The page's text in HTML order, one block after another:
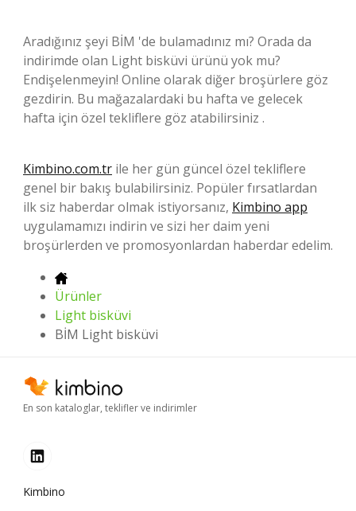
Aradığınız şeyi BİM 'de bulamadınız mı? Orada da
indirimde olan Light bisküvi ürünü yok mu?
Endişelenmeyin! Online olarak diğer broşürlere göz
gezdirin. Bu mağazalardaki bu hafta ve gelecek
hafta için özel tekliflere göz atabilirsiniz .
Kimbino.com.tr ile her gün güncel özel tekliflere
genel bir bakış bulabilirsiniz. Popüler fırsatlardan
ilk siz haberdar olmak istiyorsanız, Kimbino app
uygulamamızı indirin ve sizi her daim yeni
broşürlerden ve promosyonlardan haberdar edelim.
Ürünler
Light bisküvi
BİM Light bisküvi
En son kataloglar, teklifler ve indirimler
Kimbino